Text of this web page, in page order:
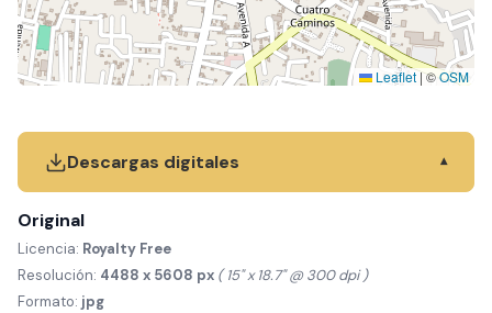
Leaflet|©OSM
Descargas digitales ▾
Original
Licencia: Royalty Free
Resolución: 4488 x 5608 px ( 15" x 18.7" @ 300 dpi )
Formato: jpg